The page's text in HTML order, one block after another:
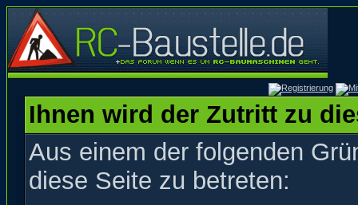
Ihnen wird der Zutritt zu
Aus einem der folgenden
diese Seite zu betreten: